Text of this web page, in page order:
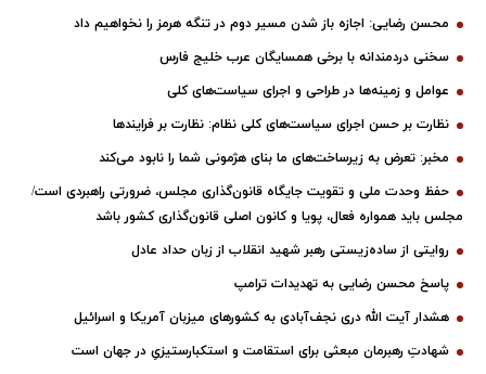
محسن رضایی: اجازه باز شدن مسیر دوم در تنگه هرمز را نخواهیم داد
سخنی دردمندانه با برخی همسایگان عرب خلیج فارس
عوامل و زمینه‌ها در طراحی و اجرای سیاست‌های کلی
نظارت بر حسن اجرای سیاست‌های کلی نظام: نظارت بر فرایندها
مخبر: تعرض به زیرساخت‌های ما بنای هژمونی شما را نابود می‌کند
حفظ وحدت ملی و تقویت جایگاه قانون‌گذاری مجلس، ضرورتی راهبردی است/
مجلس باید همواره فعال، پویا و کانون اصلی قانون‌گذاری کشور باشد
روایتی از ساده‌زیستی رهبر شهید انقلاب از زبان حداد عادل
پاسخ محسن رضایی به تهدیدات ترامپ
هشدار آیت الله دری نجف‌آبادی به کشورهای میزبان آمریکا و اسرائیل
شهادتِ رهبرمان مبعثی برای استقامت و استکبارستیزیِ در جهان است